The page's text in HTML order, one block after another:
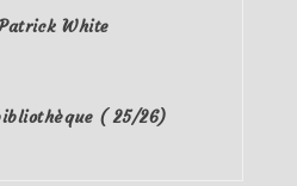
White
( 25/26)